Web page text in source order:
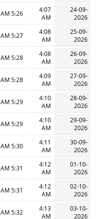
24-09-
2026
4:07
AM
5:26 AM
25-09-
2026
4:08
AM
5:27 AM
26-09-
2026
4:08
AM
5:28 AM
27-09-
2026
4:09
AM
5:28 AM
28-09-
2026
4:10
AM
5:29 AM
29-09-
2026
4:10
AM
5:29 AM
30-09-
2026
4:11
AM
5:30 AM
01-10-
2026
4:12
AM
5:31 AM
02-10-
2026
4:12
AM
5:31 AM
03-10-
2026
4:13
AM
5:32 AM